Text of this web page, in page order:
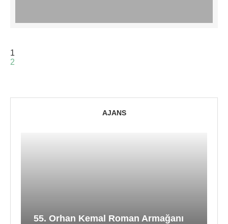
1
2
AJANS
55. Orhan Kemal Roman Armağanı